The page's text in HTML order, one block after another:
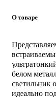
О товаре
белом
светильник
идеально